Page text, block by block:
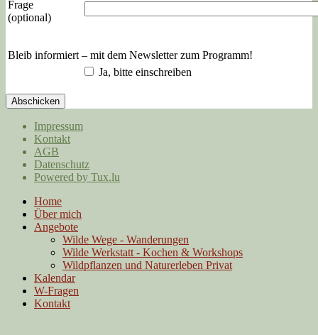
Frage
(optional)
Bleib informiert – mit dem Newsletter zum Programm!
Ja, bitte einschreiben
Abschicken
Impressum
Kontakt
AGB
Datenschutz
Powered by Tux.lu
Home
Über mich
Angebote
Wilde Wege - Wanderungen
Wilde Werkstatt - Kochen & Workshops
Wildpflanzen und Naturerleben Privat
Kalendar
W-Fragen
Kontakt